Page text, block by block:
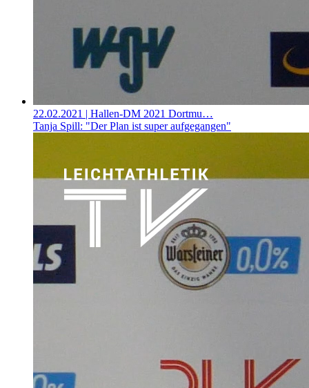
22.02.2021 | Hallen-DM 2021 Dortmu…
Tanja Spill: "Der Plan ist super aufgegangen"